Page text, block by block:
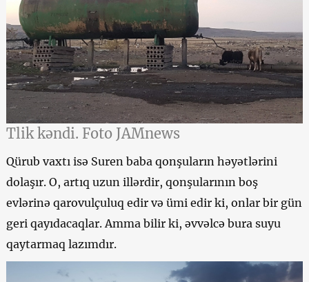
Tlik kəndi. Foto JAMnews
Qürub vaxtı isə Suren baba qonşuların həyətlərini
dolaşır. O, artıq uzun illərdir, qonşularının boş
evlərinə qarovulçuluq edir və ümi edir ki, onlar bir gün
geri qayıdacaqlar. Amma bilir ki, əvvəlcə bura suyu
qaytarmaq lazımdır.